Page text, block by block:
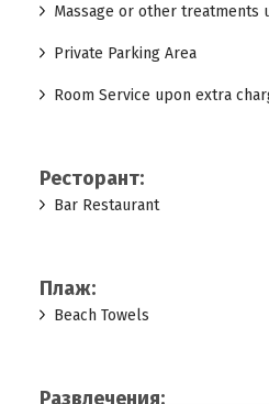
Massage or other treatments
Private Parking Area
Room Service upon extra
Ресторант:
Bar Restaurant
Плаж:
Beach Towels
Развлечения: